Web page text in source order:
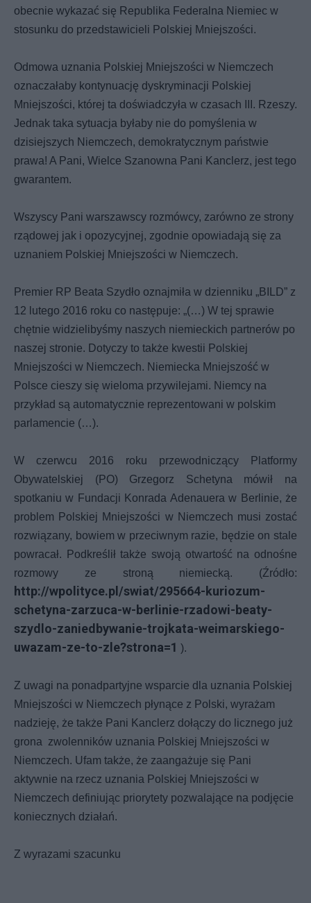
obecnie wykazać się Republika Federalna Niemiec w
stosunku do przedstawicieli Polskiej Mniejszości.
Odmowa uznania Polskiej Mniejszości w Niemczech
oznaczałaby kontynuację dyskryminacji Polskiej
Mniejszości, której ta doświadczyła w czasach III. Rzeszy.
Jednak taka sytuacja byłaby nie do pomyślenia w
dzisiejszych Niemczech, demokratycznym państwie
prawa! A Pani, Wielce Szanowna Pani Kanclerz, jest tego
gwarantem.
Wszyscy Pani warszawscy rozmówcy, zarówno ze strony
rządowej jak i opozycyjnej, zgodnie opowiadają się za
uznaniem Polskiej Mniejszości w Niemczech.
Premier RP Beata Szydło oznajmiła w dzienniku „BILD” z
12 lutego 2016 roku co następuje: „(…) W tej sprawie
chętnie widzielibyśmy naszych niemieckich partnerów po
naszej stronie. Dotyczy to także kwestii Polskiej
Mniejszości w Niemczech. Niemiecka Mniejszość w
Polsce cieszy się wieloma przywilejami. Niemcy na
przykład są automatycznie reprezentowani w polskim
parlamencie (…).
W czerwcu 2016 roku przewodniczący Platformy
Obywatelskiej (PO) Grzegorz Schetyna mówił na
spotkaniu w Fundacji Konrada Adenauera w Berlinie, że
problem Polskiej Mniejszości w Niemczech musi zostać
rozwiązany, bowiem w przeciwnym razie, będzie on stale
powracał. Podkreślił także swoją otwartość na odnośne
rozmowy ze stroną niemiecką. (Źródło:
http://wpolityce.pl/swiat/295664-kuriozum-
schetyna-zarzuca-w-berlinie-rzadowi-beaty-
szydlo-zaniedbywanie-trojkata-weimarskiego-
uwazam-ze-to-zle?strona=1 ).
Z uwagi na ponadpartyjne wsparcie dla uznania Polskiej
Mniejszości w Niemczech płynące z Polski, wyrażam
nadzieję, że także Pani Kanclerz dołączy do licznego już
grona zwolenników uznania Polskiej Mniejszości w
Niemczech. Ufam także, że zaangażuje się Pani
aktywnie na rzecz uznania Polskiej Mniejszości w
Niemczech definiując priorytety pozwalające na podjęcie
koniecznych działań.
Z wyrazami szacunku